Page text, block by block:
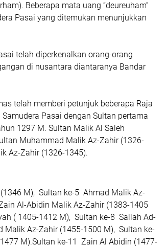
Beberapa mata uang “deureuham”
Pasai yang ditemukan menunjukkan
telah diperkenalkan orang-orang
di nusantara diantaranya Bandar
telah memberi petunjuk beberapa Raja
Pasai dengan Sultan pertama
1297 M. Sultan Malik Al Saleh
Muhammad Malik Az-Zahir (1326-
Az-Zahir (1326-1345).
M), Sultan ke-5 Ahmad Malik Az-
Al-Abidin Malik Az-Zahir (1383-1405
( 1405-1412 M), Sultan ke-8 Sallah Ad-
Malik Az-Zahir (1455-1500 M), Sultan ke-
M).Sultan ke-11 Zain Al Abidin (1477-